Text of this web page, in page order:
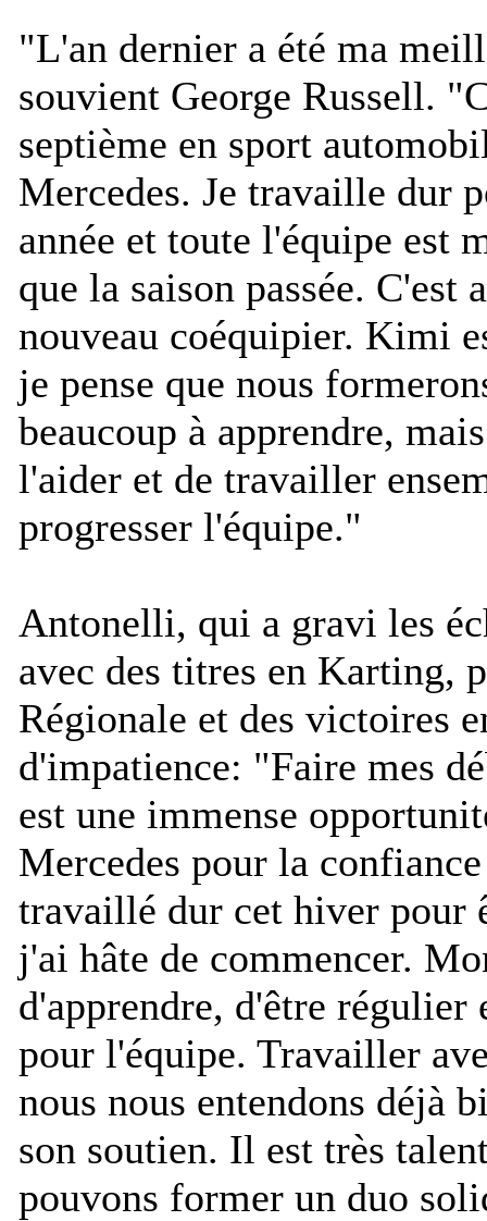
"L'an dernier a été ma
souvient George Russell. "
septième en sport
Mercedes. Je travaille dur
année et toute l'équipe est
que la saison passée.
nouveau coéquipier. Kimi
je pense que nous
beaucoup à apprendre,
l'aider et de travailler
progresser l'équipe."
Antonelli, qui a gravi les
avec des titres en Karting,
Régionale et des victoires
d'impatience: "Faire mes
est une immense
Mercedes pour la
travaillé dur cet hiver pour
j'ai hâte de commencer.
d'apprendre, d'être
pour l'équipe. Travailler
nous nous entendons déjà
son soutien. Il est très
pouvons former un duo